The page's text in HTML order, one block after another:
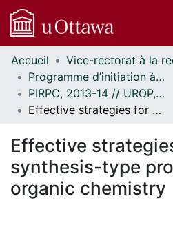
Communautés
et collections
Parcourir
Statistiques
À propos
Accueil
Programme d’initiation à la recherche au premier cycle (PIRPC) // Undergraduate Research Opportunity Program (UROP)
PIRPC, 2013-14 // UROP, 2013-14
Effective strategies for solving synthesis-type problems in organic chemistry
Effective
synthesis-type
organic chemistry